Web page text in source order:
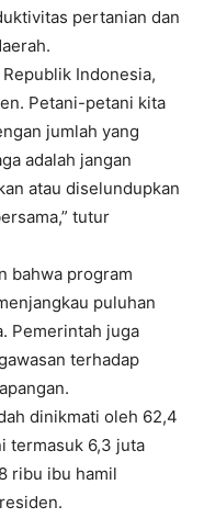
pertanian dan
Indonesia,
Petani-petani kita
jumlah yang
adalah jangan
atau diselundupkan
tutur
bahwa program
puluhan
Pemerintah juga
terhadap
dinikmati oleh 62,4
termasuk 6,3 juta
ribu ibu hamil